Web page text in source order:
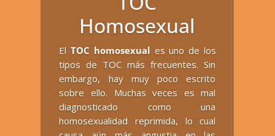
Homosexual
ElTOC homosexual es uno de los
tipos de TOC más frecuentes. Sin
embargo, hay muy poco escrito
sobre ello. Muchas veces es mal
diagnosticado como una
homosexualidad reprimida, lo cual